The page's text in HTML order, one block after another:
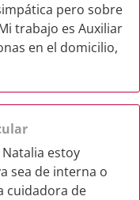
pero sobre
trabajo es Auxiliar
en el domicilio,
estoy
sea de interna o
cuidadora de